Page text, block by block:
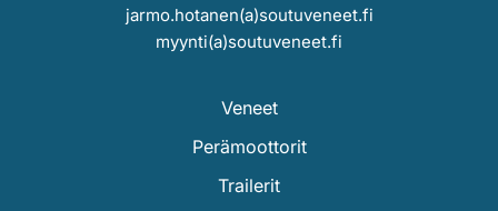
jarmo.hotanen(a)soutuveneet.fi
myynti(a)soutuveneet.fi
Veneet
Perämoottorit
Trailerit